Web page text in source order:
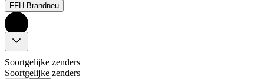
FFH Brandneu
Soortgelijke zenders
Soortgelijke zenders